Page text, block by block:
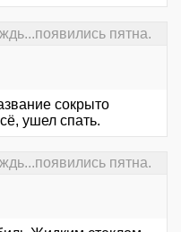
пятна.
сокрыто
ушел спать.
пятна.